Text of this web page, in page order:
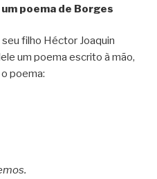
poema de Borges
filho Héctor Joaquin
um poema escrito à mão,
o poema: